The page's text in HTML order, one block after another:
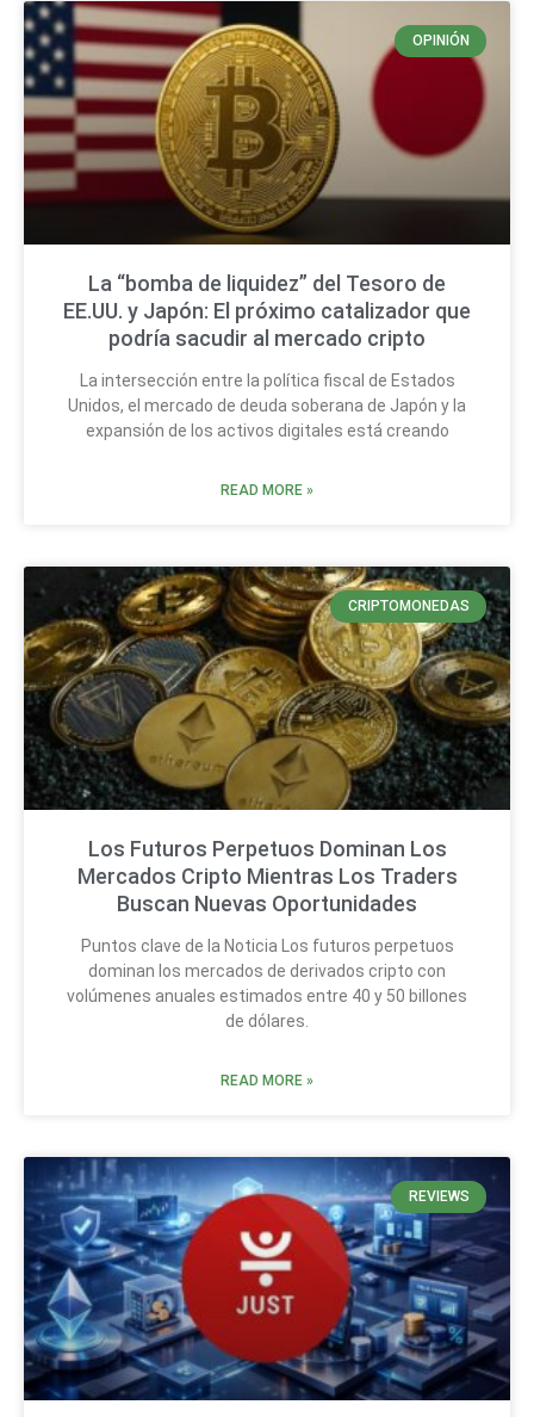
OPINIÓN
La “bomba de liquidez” del Tesoro de
EE.UU. y Japón: El próximo catalizador que
podría sacudir al mercado cripto
La intersección entre la política fiscal de Estados
Unidos, el mercado de deuda soberana de Japón y la
expansión de los activos digitales está creando
READ MORE »
CRIPTOMONEDAS
Los Futuros Perpetuos Dominan Los
Mercados Cripto Mientras Los Traders
Buscan Nuevas Oportunidades
Puntos clave de la Noticia Los futuros perpetuos
dominan los mercados de derivados cripto con
volúmenes anuales estimados entre 40 y 50 billones
de dólares.
READ MORE »
REVIEWS